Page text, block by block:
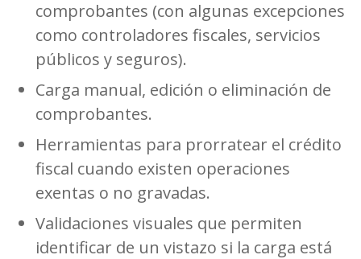
comprobantes (con algunas excepciones
como controladores fiscales, servicios
públicos y seguros).
Carga manual, edición o eliminación de
comprobantes.
Herramientas para prorratear el crédito
fiscal cuando existen operaciones
exentas o no gravadas.
Validaciones visuales que permiten
identificar de un vistazo si la carga está